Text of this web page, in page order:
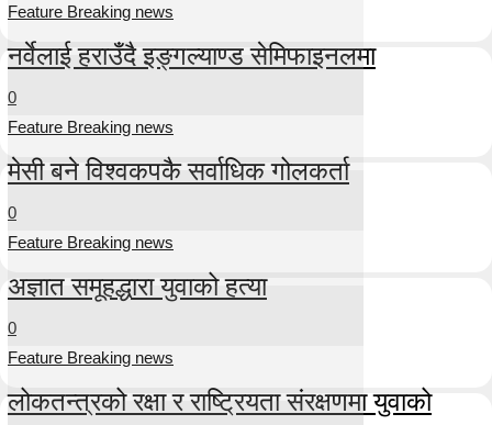
Feature Breaking news
नर्वेलाई हराउँदै इङ्गल्याण्ड सेमिफाइनलमा
0
Feature Breaking news
मेसी बने विश्वकपकै सर्वाधिक गोलकर्ता
0
Feature Breaking news
अज्ञात समूहद्धारा युवाको हत्या
0
Feature Breaking news
लोकतन्त्रको रक्षा र राष्ट्रियता संरक्षणमा युवाको